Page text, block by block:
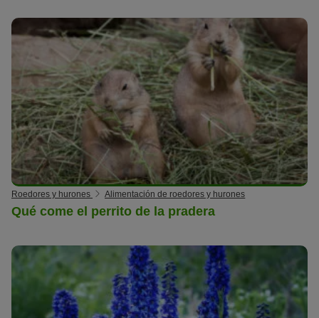
Roedores y hurones Alimentación de roedores y hurones
Qué come el perrito de la pradera